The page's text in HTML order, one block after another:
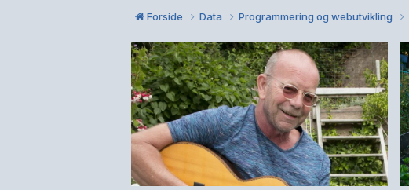
Forside Data Programmering og webutvikling